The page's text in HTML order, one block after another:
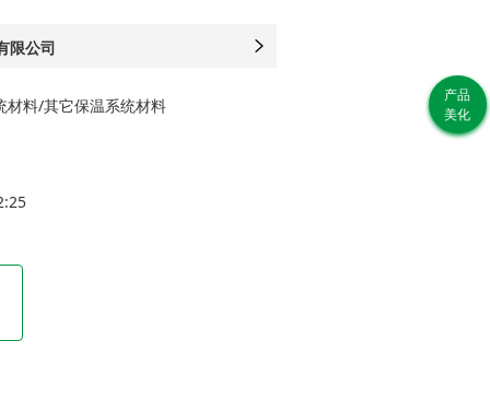
限公司
材料/其它保温系统材料
如
系
经
产品
美化